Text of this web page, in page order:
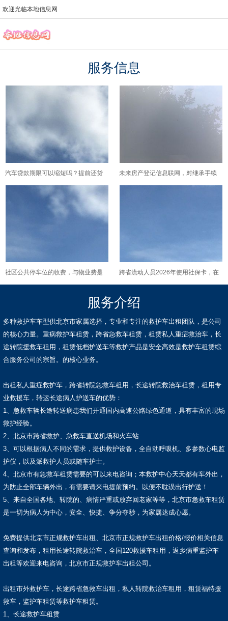
欢迎光临本地信息网
服务信息
汽车贷款期限可以缩短吗？提前还贷
对期限的影响
未来房产登记信息联网，对继承手续
的办理会产生哪些便利影响？
社区公共停车位的收费，与物业费是
何种关系，收益归谁所有？
跨省流动人员2026年使用社保卡，在
办理业务时是否更加方便快捷？
服务介绍
多种救护车车型供北京市家属选择，专业和专注的救护车出租团队，是公司
的核心力量。重病救护车租赁，跨省急救车租赁，租赁私人重症救治车，长
途转院援救车租用，租赁低档护送车等救护产品是安全高效是救护车租赁综
合服务公司的宗旨。的核心业务。
出租私人重症救护车，跨省转院急救车租用，长途转院救治车租赁，租用专
业救援车，转运长途病人护送车的优势：
1、急救车辆长途转送病患我们开通国内高速公路绿色通道，具有丰富的现场
救护经验。
2、北京市跨省救护、急救车直送机场和火车站
3、可以根据病人不同的需求，提供救护设备，全自动呼吸机、多参数心电监
护仪，以及派救护人员或随车护士。
4、北京市有急救车租赁需要的可以来电咨询；本救护中心天天都有车外出，
为防止全部车辆外出，有需要请来电提前预约。以便不耽误出行护送！
5、来自全国各地、转院的、病情严重或放弃回老家等等，北京市急救车租赁
是一切为病人为中心，安全、快捷、争分夺秒，为家属达成心愿。
免费提供北京市正规救护车出租、北京市正规救护车出租价格/报价相关信息
查询和发布，租用长途转院救治车，全国120救援车租用，返乡病重监护车
出租等欢迎来电咨询，北京市正规救护车出租公司。
出租市外救护车，长途跨省急救车出租，私人转院救治车租用，租赁福特援
救车，监护车租赁等救护车租赁。
1、长途救护车租赁